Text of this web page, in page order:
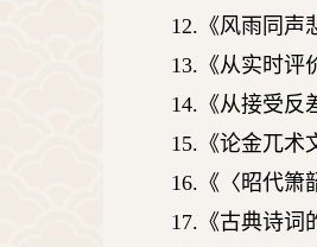
12. 《风雨同声
13. 《从实时
14. 《从接受
15. 《论金兀术
16. 《〈昭代
17. 《古典诗